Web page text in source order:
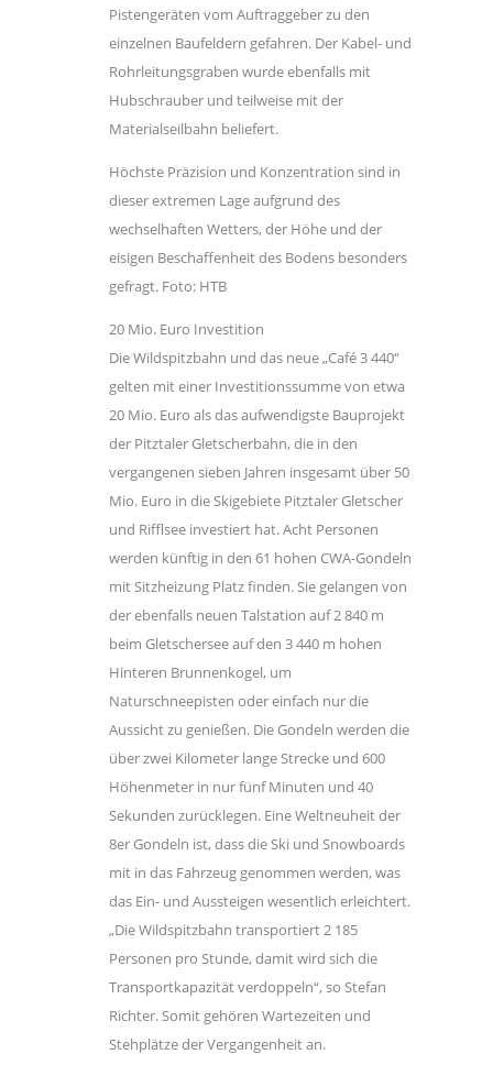
Pistengeräten vom Auftraggeber zu den
einzelnen Baufeldern gefahren. Der Kabel- und
Rohrleitungsgraben wurde ebenfalls mit
Hubschrauber und teilweise mit der
Materialseilbahn beliefert.
Höchste Präzision und Konzentration sind in
dieser extremen Lage aufgrund des
wechselhaften Wetters, der Höhe und der
eisigen Beschaffenheit des Bodens besonders
gefragt. Foto: HTB
20 Mio. Euro Investition
Die Wildspitzbahn und das neue „Café 3 440“
gelten mit einer Investitionssumme von etwa
20 Mio. Euro als das aufwendigste Bauprojekt
der Pitztaler Gletscherbahn, die in den
vergangenen sieben Jahren insgesamt über 50
Mio. Euro in die Skigebiete Pitztaler Gletscher
und Rifflsee investiert hat. Acht Personen
werden künftig in den 61 hohen CWA-Gondeln
mit Sitzheizung Platz finden. Sie gelangen von
der ebenfalls neuen Talstation auf 2 840 m
beim Gletschersee auf den 3 440 m hohen
Hinteren Brunnenkogel, um
Naturschneepisten oder einfach nur die
Aussicht zu genießen. Die Gondeln werden die
über zwei Kilometer lange Strecke und 600
Höhenmeter in nur fünf Minuten und 40
Sekunden zurücklegen. Eine Weltneuheit der
8er Gondeln ist, dass die Ski und Snowboards
mit in das Fahrzeug genommen werden, was
das Ein- und Aussteigen wesentlich erleichtert.
„Die Wildspitzbahn transportiert 2 185
Personen pro Stunde, damit wird sich die
Transportkapazität verdoppeln“, so Stefan
Richter. Somit gehören Wartezeiten und
Stehplätze der Vergangenheit an.